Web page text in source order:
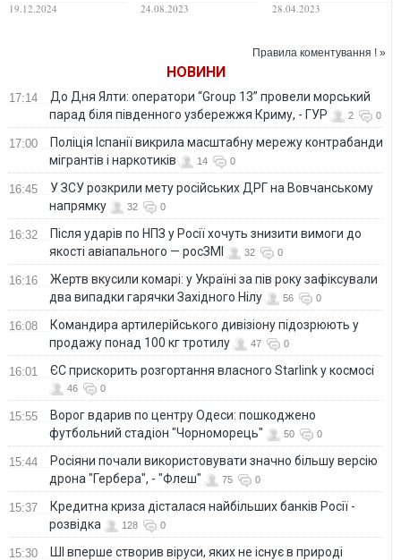
досягнення
19.12.2024
українська війна
24.08.2023
подолати смугу
28.04.2023
Правила коментування ! »
НОВИНИ
17:14
До Дня Ялти: оператори “Group 13” провели морський
парад біля південного узбережжя Криму, - ГУР
2 0
17:00
Поліція Іспанії викрила масштабну мережу контрабанди
мігрантів і наркотиків
14 0
16:45
У ЗСУ розкрили мету російських ДРГ на Вовчанському
напрямку
32 0
16:32
Після ударів по НПЗ у Росії хочуть знизити вимоги до
якості авіапального — росЗМІ
32 0
16:16
Жертв вкусили комарі: у Україні за пів року зафіксували
два випадки гарячки Західного Нілу
56 0
16:08
Командира артилерійського дивізіону підозрюють у
продажу понад 100 кг тротилу
47 0
16:01 ЄС прискорить розгортання власного Starlink у космосі
46 0
15:55
Ворог вдарив по центру Одеси: пошкоджено
футбольний стадіон "Чорноморець"
50 0
15:44
Росіяни почали використовувати значно більшу версію
дрона "Гербера", - "Флеш"
75 0
15:37
Кредитна криза дісталася найбільших банків Росії -
розвідка
128 0
15:30 ШІ вперше створив віруси, яких не існує в природі